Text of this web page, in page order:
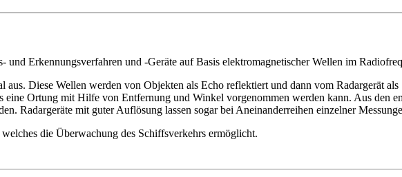
und Erkennungsverfahren und -Geräte auf Basis elektromagnetischer Wellen im
aus. Diese Wellen werden von Objekten als Echo reflektiert und dann vom Radargerät
Ortung mit Hilfe von Entfernung und Winkel vorgenommen werden kann. Aus den
Radargeräte mit guter Auflösung lassen sogar bei Aneinanderreihen einzelner
die Überwachung des Schiffsverkehrs ermöglicht.